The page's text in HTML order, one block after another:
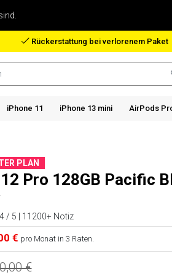
Rückerstattung bei verlorenem Paket
iPhone 11 iPhone 13 mini AirPods
PLAN
Pro 128GB Pacific
/ 5 | 11200+ Notiz
€ pro Monat in 3 Raten.
€